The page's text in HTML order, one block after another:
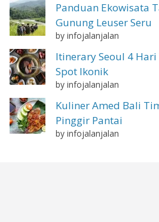
Panduan Ekowisata
Gunung Leuser Seru
by infojalanjalan
Itinerary Seoul 4
Spot Ikonik
by infojalanjalan
Kuliner Amed Bali
Pinggir Pantai
by infojalanjalan